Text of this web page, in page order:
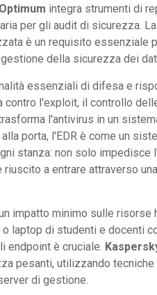
integra strumenti di
per gli audit di sicurezza.
è un requisito essenziale
della sicurezza dei
essenziali di difesa e
l'exploit, il controllo
l'antivirus in un
porta, l'EDR è come un
stanza: non solo impedisce
a entrare attraverso
impatto minimo sulle risorse
laptop di studenti e docenti
endpoint è cruciale.
pesanti, utilizzando tecniche
di gestione.